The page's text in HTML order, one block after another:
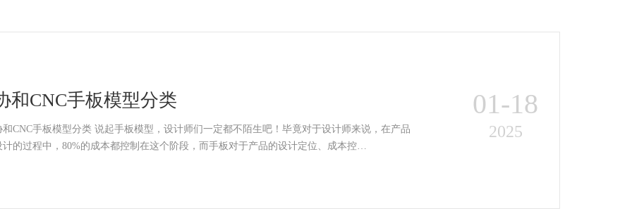
和CNC手板模型分类
手板模型分类 说起手板模型，设计师们一定都不陌生吧！毕竟对于设计师来说，在产品
计的过程中，80%的成本都控制在这个阶段，而手板对于产品的设计定位、成本控…
01-18
2025